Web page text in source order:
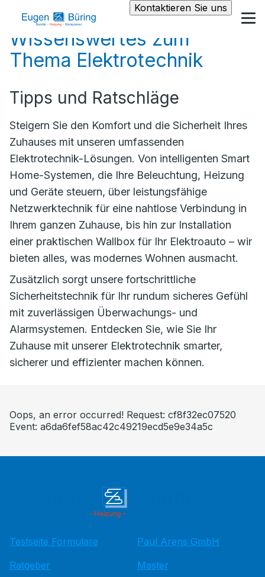
Kontaktieren Sie uns
Wissenswertes zum
Thema Elektrotechnik
Tipps und Ratschläge
Steigern Sie den Komfort und die Sicherheit Ihres
Zuhauses mit unseren umfassenden
Elektrotechnik-Lösungen. Von intelligenten Smart
Home-Systemen, die Ihre Beleuchtung, Heizung
und Geräte steuern, über leistungsfähige
Netzwerktechnik für eine nahtlose Verbindung in
Ihrem ganzen Zuhause, bis hin zur Installation
einer praktischen Wallbox für Ihr Elektroauto – wir
bieten alles, was modernes Wohnen ausmacht.
Zusätzlich sorgt unsere fortschrittliche
Sicherheitstechnik für Ihr rundum sicheres Gefühl
mit zuverlässigen Überwachungs- und
Alarmsystemen. Entdecken Sie, wie Sie Ihr
Zuhause mit unserer Elektrotechnik smarter,
sicherer und effizienter machen können.
Oops, an error occurred! Request: cf8f32ec07520
Event: a6da6fef58ac42c49219ecd5e9e34a5c
Testseite Formulare
Ratgeber
Paul Arens GmbH
Master